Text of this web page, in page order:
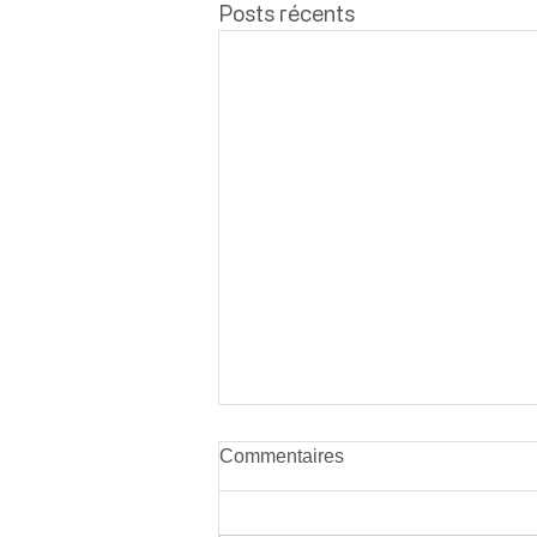
Posts récents
L’équitation est-elle un sport
cher ?
Commentaires